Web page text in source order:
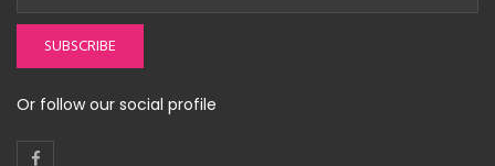
SUBSCRIBE
Or follow our social profile